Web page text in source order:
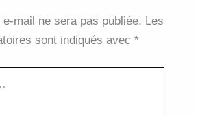
mail ne sera pas publiée. Les
sont indiqués avec *